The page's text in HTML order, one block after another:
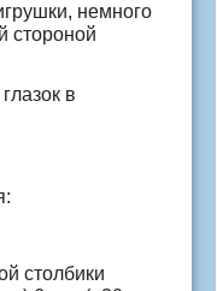
немного
стороной
в
столбики